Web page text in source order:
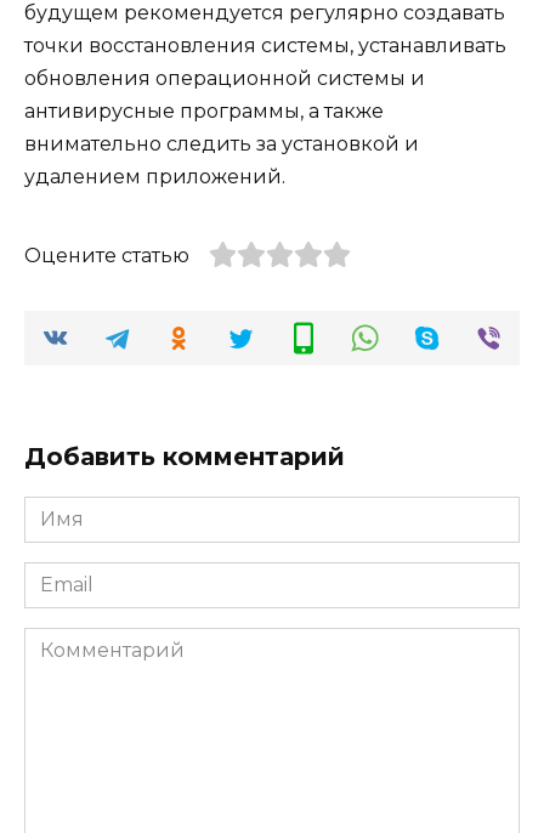
будущем рекомендуется регулярно создавать
точки восстановления системы, устанавливать
обновления операционной системы и
антивирусные программы, а также
внимательно следить за установкой и
удалением приложений.
Оцените статью
Добавить комментарий
Имя
*
Email
*
Комментарий